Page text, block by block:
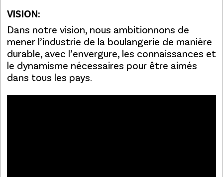
VISION:
Dans notre vision, nous ambitionnons de
mener l’industrie de la boulangerie de manière
durable, avec l’envergure, les connaissances et
le dynamisme nécessaires pour être aimés
dans tous les pays.